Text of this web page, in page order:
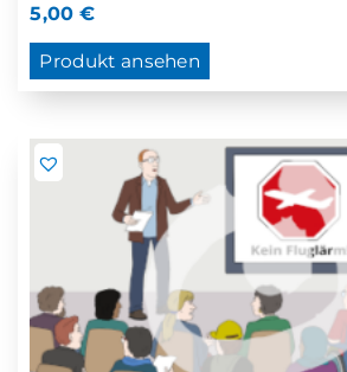
5,00€
Produkt ansehen